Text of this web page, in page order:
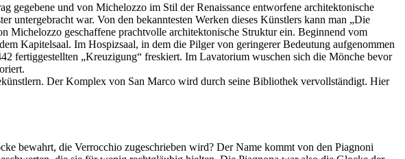
gegebene und von Michelozzo im Stil der Renaissance entworfene architektonische
untergebracht war. Von den bekanntesten Werken dieses Künstlers kann man „Die
Michelozzo geschaffene prachtvolle architektonische Struktur ein. Beginnend vom
Kapitelsaal. Im Hospizsaal, in dem die Pilger von geringerer Bedeutung aufgenommen
fertiggestellten „Kreuzigung“ freskiert. Im Lavatorium wuschen sich die Mönche bevor
Der Komplex von San Marco wird durch seine Bibliothek vervollständigt. Hier
bewahrt, die Verrocchio zugeschrieben wird? Der Name kommt von den Piagnoni